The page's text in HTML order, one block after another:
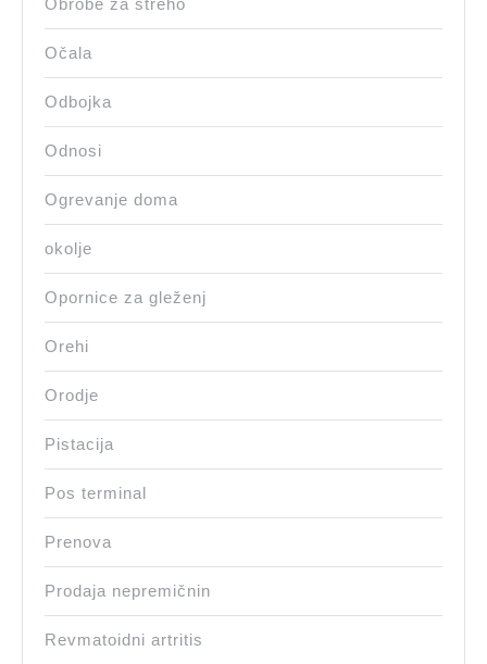
Očala
Odbojka
Odnosi
Ogrevanje doma
okolje
Opornice za gleženj
Orehi
Orodje
Pistacija
Pos terminal
Prenova
Prodaja nepremičnin
Revmatoidni artritis